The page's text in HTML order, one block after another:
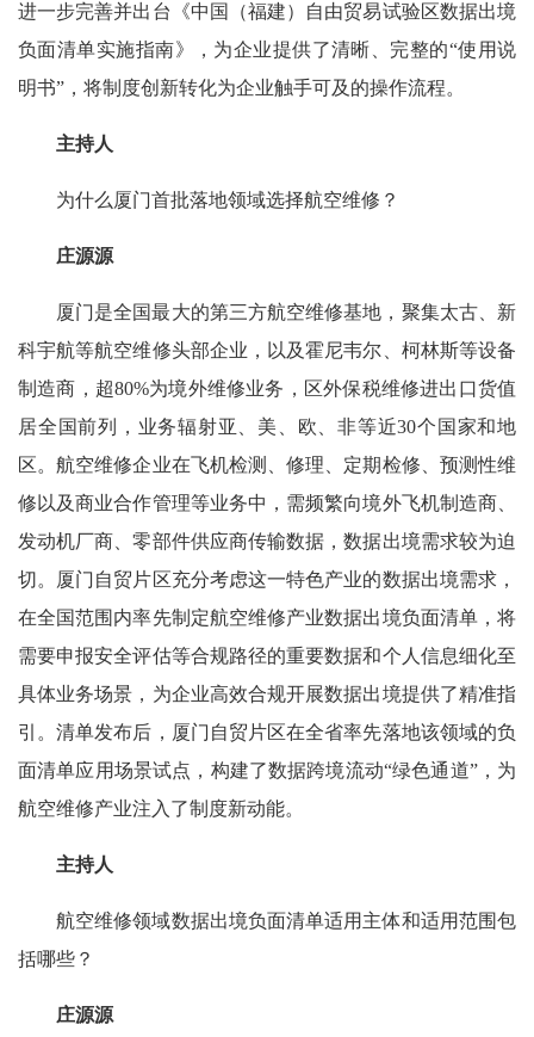
进一步完善并出台《中国（福建）自由贸易试验区数据出境
负面清单实施指南》，为企业提供了清晰、完整的“使用说
明书”，将制度创新转化为企业触手可及的操作流程。
主持人
为什么厦门首批落地领域选择航空维修？
庄源源
厦门是全国最大的第三方航空维修基地，聚集太古、新
科宇航等航空维修头部企业，以及霍尼韦尔、柯林斯等设备
制造商，超80%为境外维修业务，区外保税维修进出口货值
居全国前列，业务辐射亚、美、欧、非等近30个国家和地
区。航空维修企业在飞机检测、修理、定期检修、预测性维
修以及商业合作管理等业务中，需频繁向境外飞机制造商、
发动机厂商、零部件供应商传输数据，数据出境需求较为迫
切。厦门自贸片区充分考虑这一特色产业的数据出境需求，
在全国范围内率先制定航空维修产业数据出境负面清单，将
需要申报安全评估等合规路径的重要数据和个人信息细化至
具体业务场景，为企业高效合规开展数据出境提供了精准指
引。清单发布后，厦门自贸片区在全省率先落地该领域的负
面清单应用场景试点，构建了数据跨境流动“绿色通道”，为
航空维修产业注入了制度新动能。
主持人
航空维修领域数据出境负面清单适用主体和适用范围包
括哪些？
庄源源